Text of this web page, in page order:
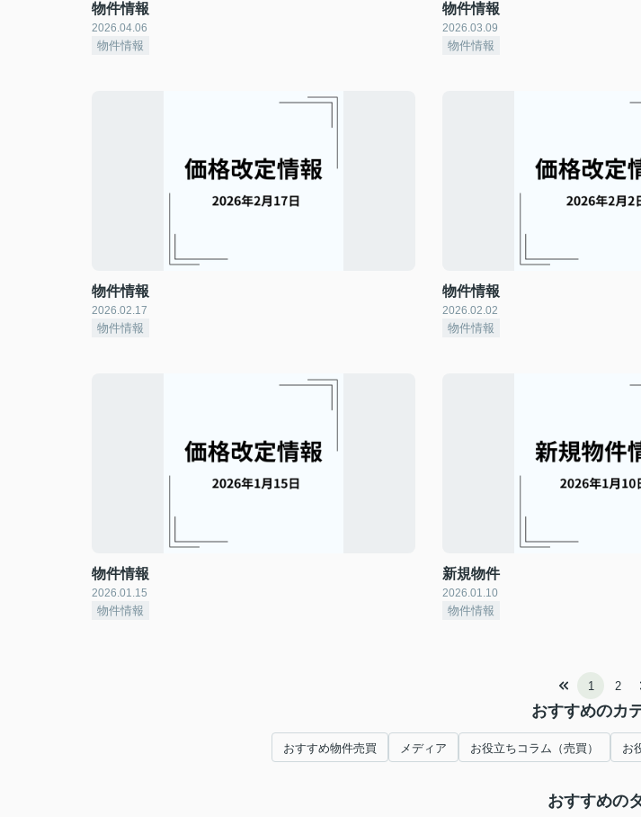
物件情報
2026.04.06
物件情報
物件情報
2026.03.09
物件情報
物件情報
2026.02.17
物件情報
物件情報
2026.02.02
物件情報
物件情報
2026.01.15
物件情報
新規物件
2026.01.10
物件情報
1 2
おすすめのカ
おすすめ物件売買 メディア お役立ちコラム（売買） お
おすすめの